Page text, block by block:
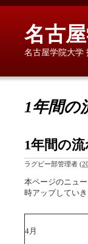
名古
名古屋学院大学
1年間の
1年間の
ラグビー部管理者 (
本ページのニュ
時アップしてい
4月